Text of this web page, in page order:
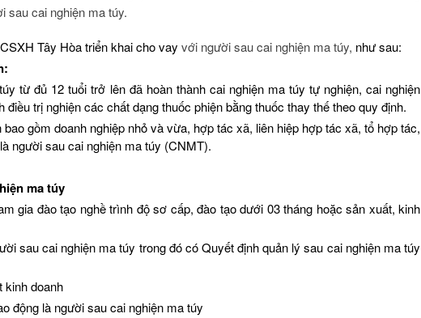
sau cai nghiện ma túy.
Tây Hòa triển khai cho vay với người sau cai nghiện ma túy, như sau:
từ đủ 12 tuổi trở lên đã hoàn thành cai nghiện ma túy tự nghiện, cai nghiện
điều trị nghiện các chất dạng thuốc phiện bằng thuốc thay thế theo quy định.
gồm doanh nghiệp nhỏ và vừa, hợp tác xã, liên hiệp hợp tác xã, tổ hợp tác,
người sau cai nghiện ma túy (CNMT).
ma túy
gia đào tạo nghề trình độ sơ cấp, đào tạo dưới 03 tháng hoặc sản xuất, kinh
sau cai nghiện ma túy trong đó có Quyết định quản lý sau cai nghiện ma túy
doanh
động là người sau cai nghiện ma túy